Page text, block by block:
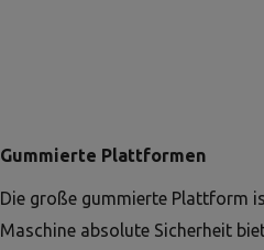
Gummierte Plattformen
Die große gummierte Plattform
Maschine absolute Sicherheit